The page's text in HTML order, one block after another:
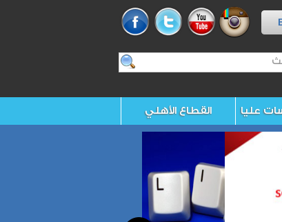
عليا القطاع الأهلي